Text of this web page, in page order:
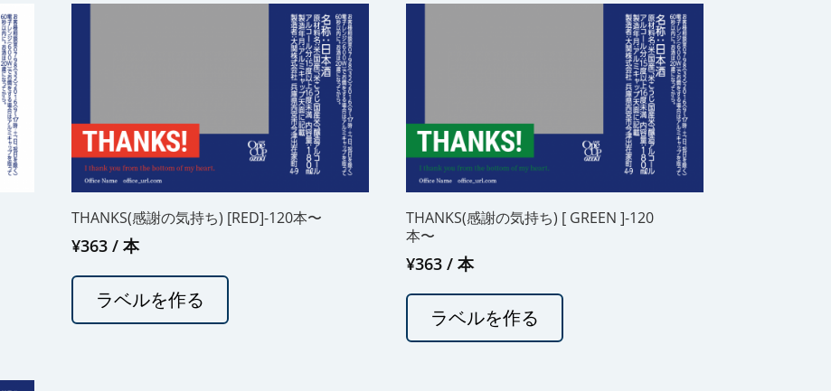
THANKS(感謝の気持ち) [RED]-120本〜
¥363 / 本
ラベルを作る
THANKS(感謝の気持ち) [ GREEN ]-120
本〜
¥363 / 本
ラベルを作る